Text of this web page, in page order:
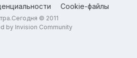
Cookie-файлы
© 2011
by Invision Community